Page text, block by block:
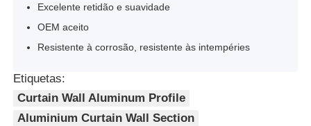
Acessórios de perfis de alumínio
Perfis de Fachada Cortina
Excelente retidão e suavidade
OEM aceito
Resistente à corrosão, resistente às intempéries
Etiquetas:
Curtain Wall Aluminum Profile
Aluminium Curtain Wall Section